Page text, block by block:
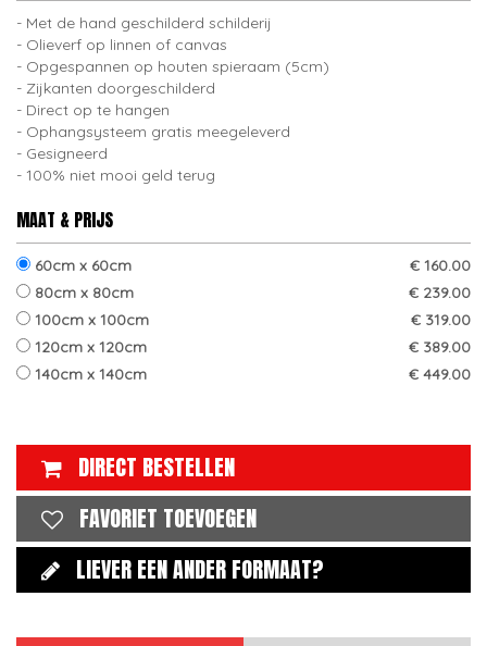
Met de hand geschilderd schilderij
Olieverf op linnen of canvas
Opgespannen op houten spieraam (5cm)
Zijkanten doorgeschilderd
Direct op te hangen
Ophangsysteem gratis meegeleverd
Gesigneerd
100% niet mooi geld terug
MAAT & PRIJS
60cm x 60cm
€ 160.00
80cm x 80cm
€ 239.00
100cm x 100cm
€ 319.00
120cm x 120cm
€ 389.00
140cm x 140cm
€ 449.00
DIRECT BESTELLEN
FAVORIET TOEVOEGEN
LIEVER EEN ANDER FORMAAT?